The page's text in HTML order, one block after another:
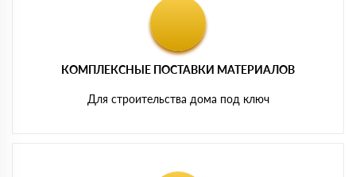
КОМПЛЕКСНЫЕ ПОСТАВКИ МАТЕРИАЛОВ
Для строительства дома под ключ